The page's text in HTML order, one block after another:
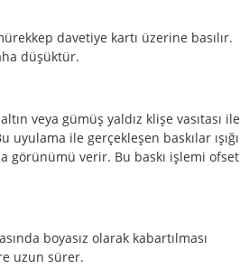
davetiye kartı üzerine basılır.
düşüktür.
veya gümüş yaldız klişe vasıtası ile
uyulama ile gerçekleşen baskılar ışığı
görünümü verir. Bu baskı işlemi ofset
boyasız olarak kabartılması
uzun sürer.